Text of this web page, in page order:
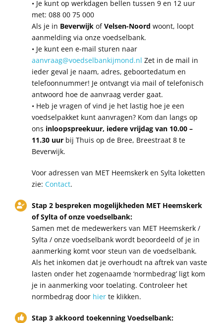
• Je kunt op werkdagen bellen tussen 9 en 12 uur
met: 088 00 75 000
Als je in BeverwijkofVelsen-Noord woont, loopt
aanmelding via onze voedselbank.
• Je kunt een e-mail sturen naar
aanvraag@voedselbankijmond.nl Zet in de mail in
ieder geval je naam, adres, geboortedatum en
telefoonnummer! Je ontvangt via mail of telefonisch
antwoord hoe de aanvraag verder gaat.
• Heb je vragen of vind je het lastig hoe je een
voedselpakket kunt aanvragen? Kom dan langs op
ons inloopspreekuur, iedere vrijdag van 10.00 –
11.30 uurbij Thuis op de Bree, Breestraat 8 te
Beverwijk.
Voor adressen van MET Heemskerk en Sylta loketten
zie: Contact.
Stap 2 bespreken mogelijkheden MET Heemskerk
of Sylta of onze voedselbank:
Samen met de medewerkers van MET Heemskerk /
Sylta / onze voedselbank wordt beoordeeld of je in
aanmerking komt voor steun van de voedselbank.
Als het inkomen dat je overhoudt na aftrek van vaste
lasten onder het zogenaamde ‘normbedrag’ ligt kom
je in aanmerking voor toelating. Controleer het
normbedrag door hierte klikken.
Stap 3 akkoord toekenning Voedselbank: